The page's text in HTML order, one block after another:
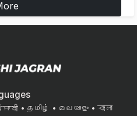
தமிழ் മലയാളം
বাংলা